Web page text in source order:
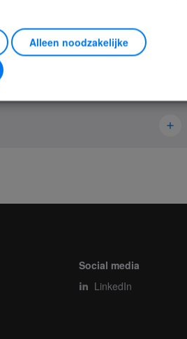
Alleen noodzakelijke
Social media
LinkedIn